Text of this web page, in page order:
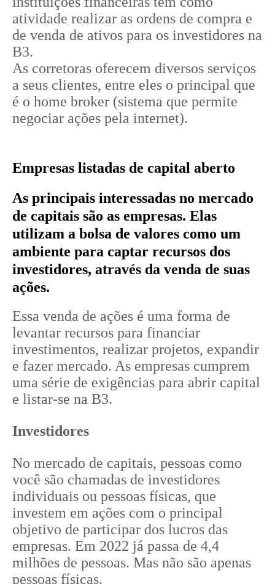
atividade realizar as ordens de compra e
de venda de ativos para os investidores na
B3.
As corretoras oferecem diversos serviços
a seus clientes, entre eles o principal que
é o home broker (sistema que permite
negociar ações pela internet).
Empresas listadas de capital aberto
As principais interessadas no mercado
de capitais são as empresas. Elas
utilizam a bolsa de valores como um
ambiente para captar recursos dos
investidores, através da venda de suas
ações.
Essa venda de ações é uma forma de
levantar recursos para financiar
investimentos, realizar projetos, expandir
e fazer mercado. As empresas cumprem
uma série de exigências para abrir capital
e listar-se na B3.
Investidores
No mercado de capitais, pessoas como
você são chamadas de investidores
individuais ou pessoas físicas, que
investem em ações com o principal
objetivo de participar dos lucros das
empresas. Em 2022 já passa de 4,4
milhões de pessoas. Mas não são apenas
pessoas físicas.